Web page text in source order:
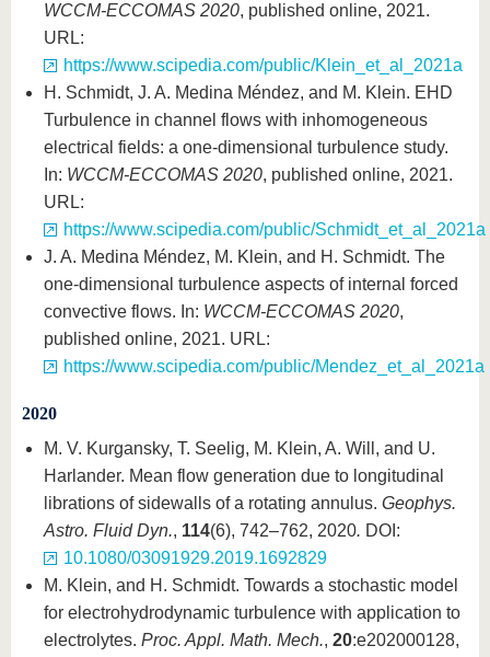
WCCM-ECCOMAS 2020, published online, 2021.
URL:
https://www.scipedia.com/public/Klein_et_al_2021a
H. Schmidt, J. A. Medina Méndez, and M. Klein. EHD
Turbulence in channel flows with inhomogeneous
electrical fields: a one-dimensional turbulence study.
In: WCCM-ECCOMAS 2020, published online, 2021.
URL:
https://www.scipedia.com/public/Schmidt_et_al_2021a
J. A. Medina Méndez, M. Klein, and H. Schmidt. The
one-dimensional turbulence aspects of internal forced
convective flows. In: WCCM-ECCOMAS 2020,
published online, 2021. URL:
https://www.scipedia.com/public/Mendez_et_al_2021a
2020
M. V. Kurgansky, T. Seelig, M. Klein, A. Will, and U.
Harlander. Mean flow generation due to longitudinal
librations of sidewalls of a rotating annulus. Geophys.
Astro. Fluid Dyn., 114(6), 742–762, 2020. DOI:
10.1080/03091929.2019.1692829
M. Klein, and H. Schmidt. Towards a stochastic model
for electrohydrodynamic turbulence with application to
electrolytes. Proc. Appl. Math. Mech., 20:e202000128,